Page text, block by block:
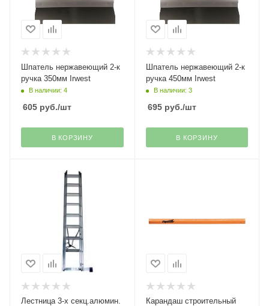
Шпатель нержавеющий 2-к
ручка 350мм Irwest
В наличии: 4
605 руб./шт
В КОРЗИНУ
Шпатель нержавеющий 2-к
ручка 450мм Irwest
В наличии: 3
695руб./шт
В КОРЗИНУ
Лестница 3-х секц.алюмин.
Карандаш строительный